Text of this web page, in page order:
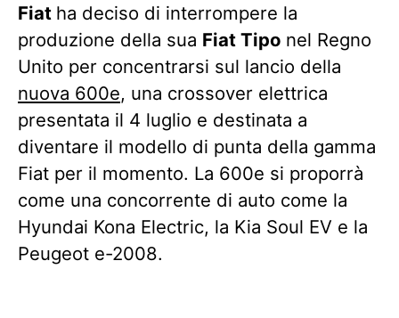
Fiat ha deciso di interrompere la
produzione della sua Fiat Tipo nel Regno
Unito per concentrarsi sul lancio della
nuova 600e, una crossover elettrica
presentata il 4 luglio e destinata a
diventare il modello di punta della gamma
Fiat per il momento. La 600e si proporrà
come una concorrente di auto come la
Hyundai Kona Electric, la Kia Soul EV e la
Peugeot e-2008.